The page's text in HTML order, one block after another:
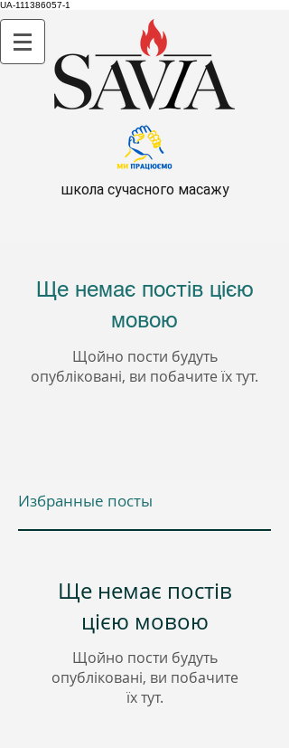
UA-111386057-1
Курсы массажа | Школа массажа Savia | Одесская
область
школа сучасного масажу
Ще немає постів цією
мовою
Щойно пости будуть
опубліковані, ви побачите їх тут.
Избранные посты
Ще немає постів
цією мовою
Щойно пости будуть
опубліковані, ви побачите
їх тут.